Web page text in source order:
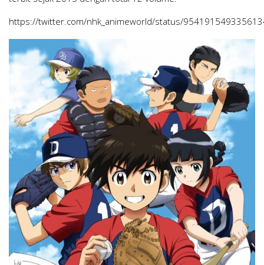
https://twitter.com/nhk_animeworld/status/